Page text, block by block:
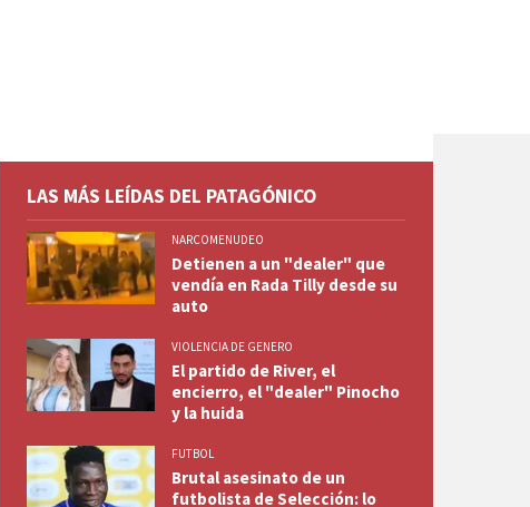
LAS MÁS LEÍDAS DEL PATAGÓNICO
NARCOMENUDEO
Detienen a un "dealer" que
vendía en Rada Tilly desde su
auto
VIOLENCIA DE GENERO
El partido de River, el
encierro, el "dealer" Pinocho
y la huida
FUTBOL
Brutal asesinato de un
futbolista de Selección: lo